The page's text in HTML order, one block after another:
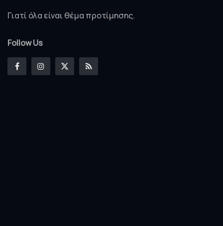
Γιατί όλα είναι θέμα προτίμησης.
Follow Us